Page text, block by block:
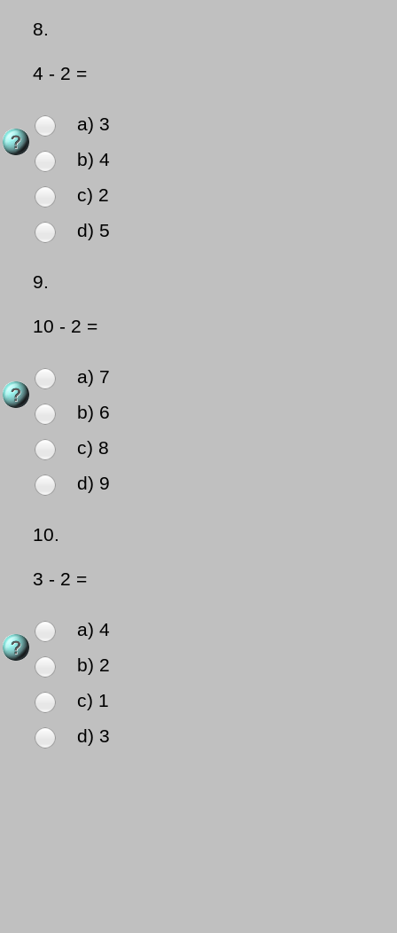
8.
4 - 2 =
a) 3
b) 4
c) 2
d) 5
9.
10 - 2 =
a) 7
b) 6
c) 8
d) 9
10.
3 - 2 =
a) 4
b) 2
c) 1
d) 3